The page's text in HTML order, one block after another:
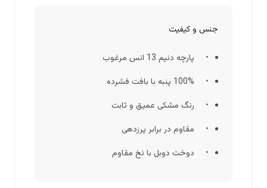
جنس و کیفیت
پارچه دنیم 13 انس مرغوب
100% پنبه با بافت فشرده
رنگ مشکی عمیق و ثابت
مقاوم در برابر پرزدهی
دوخت دوبل با نخ مقاوم